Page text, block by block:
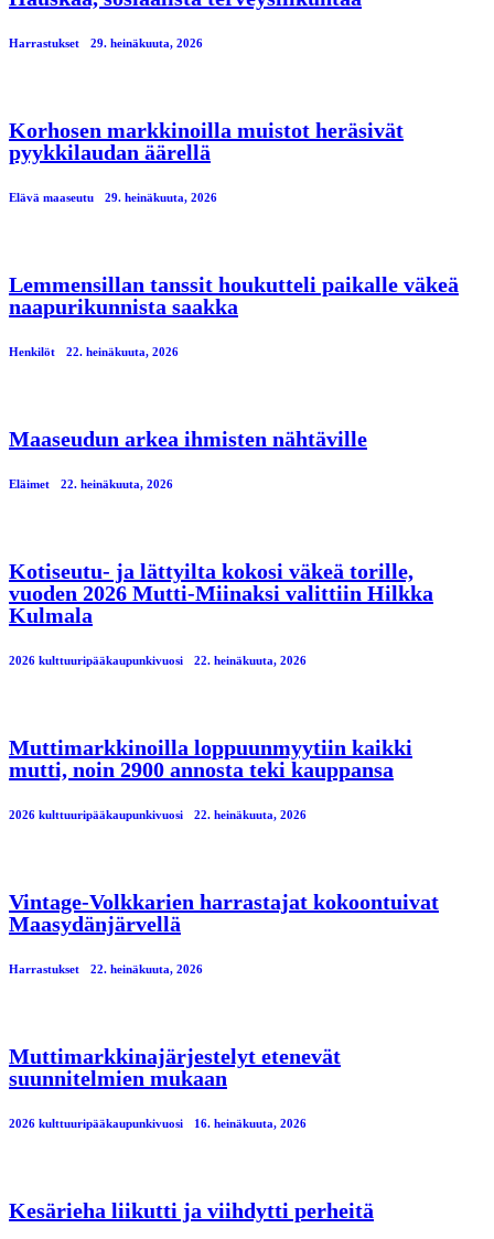
Harrastukset 29. heinäkuuta, 2026
Korhosen markkinoilla muistot heräsivät
pyykkilaudan äärellä
Elävä maaseutu 29. heinäkuuta, 2026
Lemmensillan tanssit houkutteli paikalle väkeä
naapurikunnista saakka
Henkilöt 22. heinäkuuta, 2026
Maaseudun arkea ihmisten nähtäville
Eläimet 22. heinäkuuta, 2026
Kotiseutu- ja lättyilta kokosi väkeä torille,
vuoden 2026 Mutti-Miinaksi valittiin Hilkka
Kulmala
2026 kulttuuripääkaupunkivuosi 22. heinäkuuta, 2026
Muttimarkkinoilla loppuunmyytiin kaikki
mutti, noin 2900 annosta teki kauppansa
2026 kulttuuripääkaupunkivuosi 22. heinäkuuta, 2026
Vintage-Volkkarien harrastajat kokoontuivat
Maasydänjärvellä
Harrastukset 22. heinäkuuta, 2026
Muttimarkkinajärjestelyt etenevät
suunnitelmien mukaan
2026 kulttuuripääkaupunkivuosi 16. heinäkuuta, 2026
Kesärieha liikutti ja viihdytti perheitä